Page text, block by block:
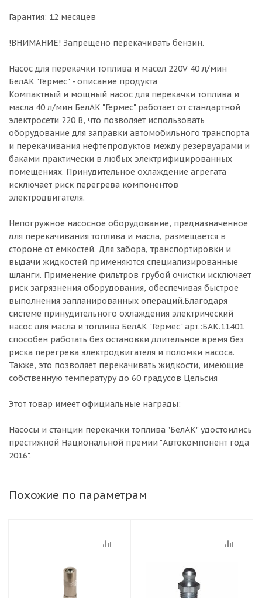
Гарантия: 12 месяцев
!ВНИМАНИЕ! Запрещено перекачивать бензин.
Насос для перекачки топлива и масел 220V 40 л/мин
БелАК "Гермес" - описание продукта
Компактный и мощный насос для перекачки топлива и
масла 40 л/мин БелАК "Гермес" работает от стандартной
электросети 220 В, что позволяет использовать
оборудование для заправки автомобильного транспорта
и перекачивания нефтепродуктов между резервуарами и
баками практически в любых электрифицированных
помещениях. Принудительное охлаждение агрегата
исключает риск перегрева компонентов
электродвигателя.
Непогружное насосное оборудование, предназначенное
для перекачивания топлива и масла, размещается в
стороне от емкостей. Для забора, транспортировки и
выдачи жидкостей применяются специализированные
шланги. Применение фильтров грубой очистки исключает
риск загрязнения оборудования, обеспечивая быстрое
выполнения запланированных операций.Благодаря
системе принудительного охлаждения электрический
насос для масла и топлива БелАК "Гермес" арт.:БАК.11401
способен работать без остановки длительное время без
риска перегрева электродвигателя и поломки насоса.
Также, это позволяет перекачивать жидкости, имеющие
собственную температуру до 60 градусов Цельсия
Этот товар имеет официальные награды:
Насосы и станции перекачки топлива "БелАК" удостоились
престижной Национальной премии "Автокомпонент года
2016".
Похожие по параметрам